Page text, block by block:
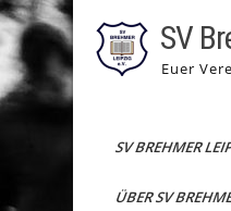
Skip
to
content
SV
Euer
SV BREHMER
ÜBER SV